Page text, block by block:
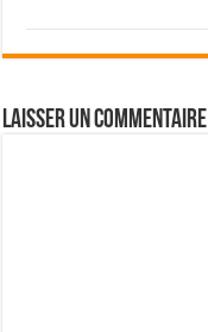
Laisser un commentaire